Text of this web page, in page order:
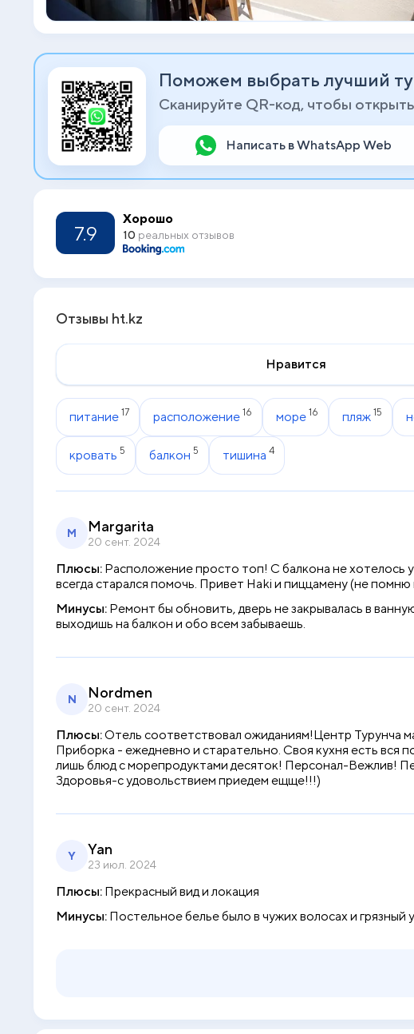
Поможем выбрать лучший
Сканируйте QR-код, чтобы
Написать в WhatsApp Web
7.9
Хорошо
10 реальных отзывов
Отзывы ht.kz
Нравится
питание 17 расположение 16 море 16 пляж 15
кровать 5 балкон 5 тишина 4
M Margarita
20 сент. 2024
Плюсы: Расположение просто топ! С балкона не хотелось
всегда старался помочь. Привет Haki и пиццамену (не
Минусы: Ремонт бы обновить, дверь не закрывалась в
выходишь на балкон и обо всем забываешь.
N Nordmen
20 сент. 2024
Плюсы:Отель соответствовал ожиданиям!Центр Турунча
Приборка - ежедневно и старательно. Своя кухня есть вся
лишь блюд с морепродуктами десяток! Персонал-Вежлив!
Здоровья-с удовольствием приедем ещще!!!)
Y Yan
23 июл. 2024
Плюсы: Прекрасный вид и локация
Минусы: Постельное белье было в чужих волосах и грязный